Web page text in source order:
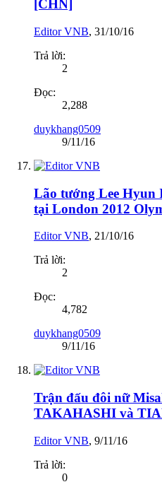
[CHN]
Editor VNB, 31/10/16
Trả lời:
2
Đọc:
2,288
duykhang0509
9/11/16
Lão tướng Lee Hyun
tại London 2012
Editor VNB, 21/10/16
Trả lời:
2
Đọc:
4,782
duykhang0509
9/11/16
Trận đấu đôi nữ
TAKAHASHI và
Editor VNB, 9/11/16
Trả lời:
0